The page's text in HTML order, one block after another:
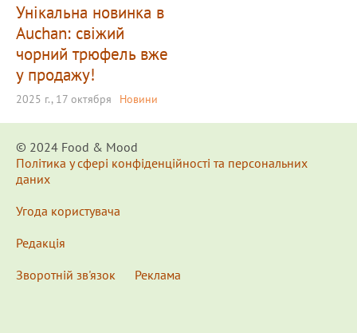
Унікальна новинка в
Auchan: свіжий
чорний трюфель вже
у продажу!
2025 г., 17 октября Новини
© 2024 Food & Мood
Політика у сфері конфіденційності та персональних
даних
Угода користувача
Редакція
Зворотній зв'язок
Реклама